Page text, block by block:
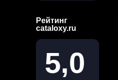
5,0
Рейтинг
cataloxy.ru